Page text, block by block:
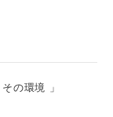
の環境 」